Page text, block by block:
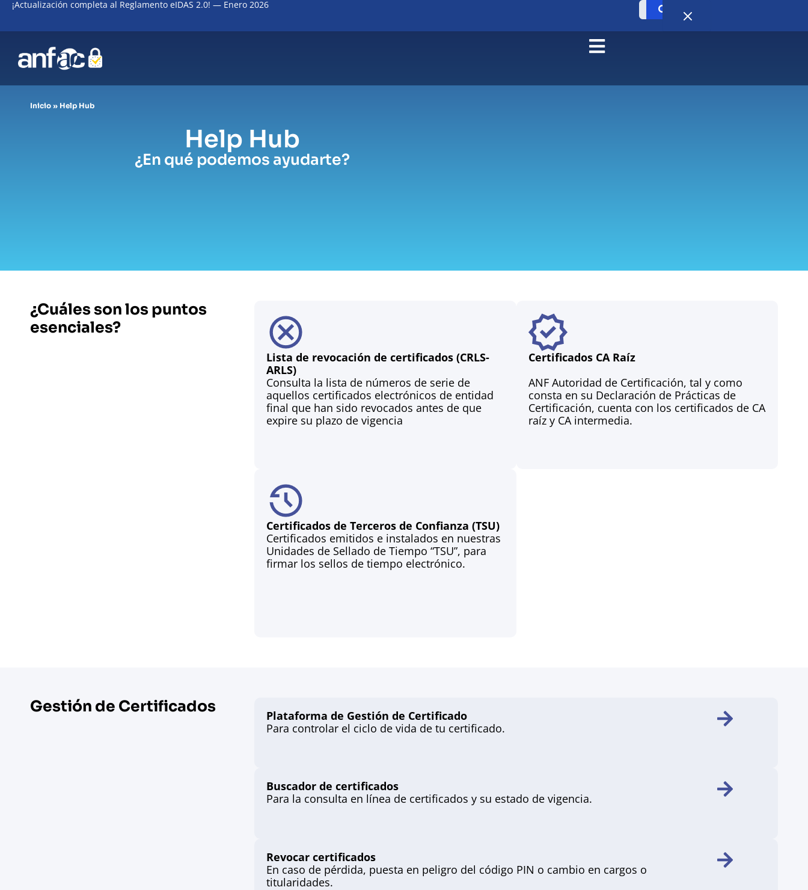
¡Actualización completa al Reglamento eIDAS 2.0! — Enero 2026
Inicio » Help Hub
Help Hub
¿En qué podemos ayudarte?
¿Cuáles son los puntos
esenciales?
Lista de revocación de certificados (CRLS-
ARLS)
Consulta la lista de números de serie de
aquellos certificados electrónicos de entidad
final que han sido revocados antes de que
expire su plazo de vigencia
Certificados CA Raíz
ANF Autoridad de Certificación, tal y como
consta en su Declaración de Prácticas de
Certificación, cuenta con los certificados de CA
raíz y CA intermedia.
Certificados de Terceros de Confianza (TSU)
Certificados emitidos e instalados en nuestras
Unidades de Sellado de Tiempo “TSU”, para
firmar los sellos de tiempo electrónico.
Gestión de Certificados
Plataforma de Gestión de Certificado
Para controlar el ciclo de vida de tu certificado.
Buscador de certificados
Para la consulta en línea de certificados y su estado de vigencia.
Revocar certificados
En caso de pérdida, puesta en peligro del código PIN o cambio en cargos o
titularidades.